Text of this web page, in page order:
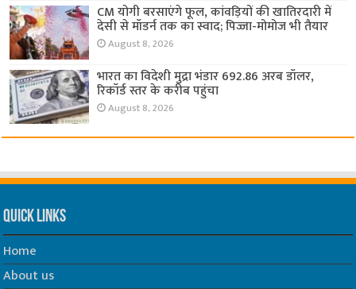
CM योगी बरसाएंगे फूल, कांवड़ियों की खातिरदारी में
देसी से मॉडर्न तक का स्वाद; पिज्जा-मोमोज भी तैयार
August 8, 2026
भारत का विदेशी मुद्रा भंडार 692.86 अरब डॉलर,
रिकॉर्ड स्तर के करीब पहुंचा
August 8, 2026
Quick Links
Home
About us